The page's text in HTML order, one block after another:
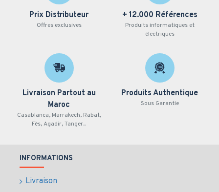
Largeur de voie (mm)
Dimensions avec emballage (mm)
Poids avec emballage(kg)
Matériau de l'armoire
Matériau barrière
Mouvement de barrière
Prix Distributeur
Offres exclusives
+ 12.000 Références
Produits informatiques et
électriques
Livraison Partout au
Maroc
Casablanca, Marrakech, Rabat,
Fès, Agadir, Tanger...
Produits Authentique
Sous Garantie
INFORMATIONS
Livraison